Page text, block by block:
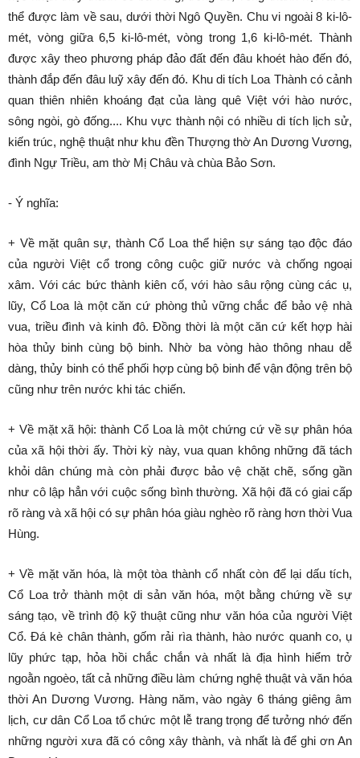
thể được làm về sau, dưới thời Ngô Quyền. Chu vi ngoài 8 ki-lô-
mét, vòng giữa 6,5 ki-lô-mét, vòng trong 1,6 ki-lô-mét. Thành
được xây theo phương pháp đảo đất đến đâu khoét hào đến đó,
thành đắp đến đâu luỹ xây đến đó. Khu di tích Loa Thành có cảnh
quan thiên nhiên khoáng đạt của làng quê Việt với hào nước,
sông ngòi, gò đống.... Khu vực thành nội có nhiều di tích lịch sử,
kiến trúc, nghệ thuật như khu đền Thượng thờ An Dương Vương,
đình Ngự Triều, am thờ Mị Châu và chùa Bảo Sơn.
- Ý nghĩa:
+ Về mặt quân sự, thành Cổ Loa thể hiện sự sáng tạo độc đáo
của người Việt cổ trong công cuộc giữ nước và chống ngoại
xâm. Với các bức thành kiên cố, với hào sâu rộng cùng các ụ,
lũy, Cổ Loa là một căn cứ phòng thủ vững chắc để bảo vệ nhà
vua, triều đình và kinh đô. Đồng thời là một căn cứ kết hợp hài
hòa thủy binh cùng bộ binh. Nhờ ba vòng hào thông nhau dễ
dàng, thủy binh có thể phối hợp cùng bộ binh để vận động trên bộ
cũng như trên nước khi tác chiến.
+ Về mặt xã hội: thành Cổ Loa là một chứng cứ về sự phân hóa
của xã hội thời ấy. Thời kỳ này, vua quan không những đã tách
khỏi dân chúng mà còn phải được bảo vệ chặt chẽ, sống gần
như cô lập hẳn với cuộc sống bình thường. Xã hội đã có giai cấp
rõ ràng và xã hội có sự phân hóa giàu nghèo rõ ràng hơn thời Vua
Hùng.
+ Về mặt văn hóa, là một tòa thành cổ nhất còn để lại dấu tích,
Cổ Loa trở thành một di sản văn hóa, một bằng chứng về sự
sáng tạo, về trình độ kỹ thuật cũng như văn hóa của người Việt
Cổ. Đá kè chân thành, gốm rải rìa thành, hào nước quanh co, ụ
lũy phức tạp, hỏa hồi chắc chắn và nhất là địa hình hiểm trở
ngoằn ngoèo, tất cả những điều làm chứng nghệ thuật và văn hóa
thời An Dương Vương. Hàng năm, vào ngày 6 tháng giêng âm
lịch, cư dân Cổ Loa tổ chức một lễ trang trọng để tưởng nhớ đến
những người xưa đã có công xây thành, và nhất là để ghi ơn An